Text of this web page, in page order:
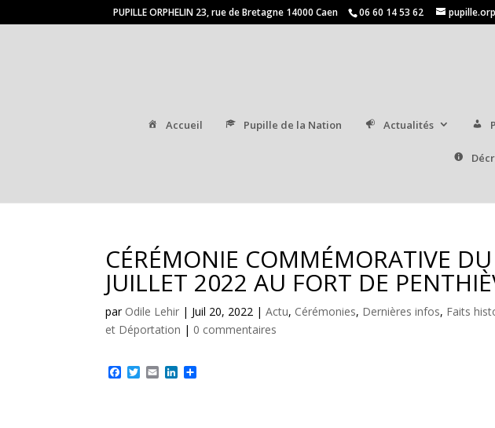
PUPILLE ORPHELIN 23, rue de Bretagne 14000 Caen 06 60 14 53 62
Accueil Pupille de la Nation Actualités
CÉRÉMONIE COMMÉMORATIVE
JUILLET 2022 AU FORT DE
par Odile Lehir | Juil 20, 2022 |Actu, Cérémonies, Dernières infos, Faits
et Déportation | 0 commentaires
F T E L